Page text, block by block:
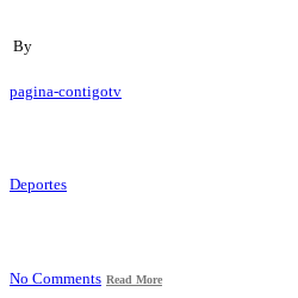
By
pagina-contigotv
Deportes
No Comments Read More